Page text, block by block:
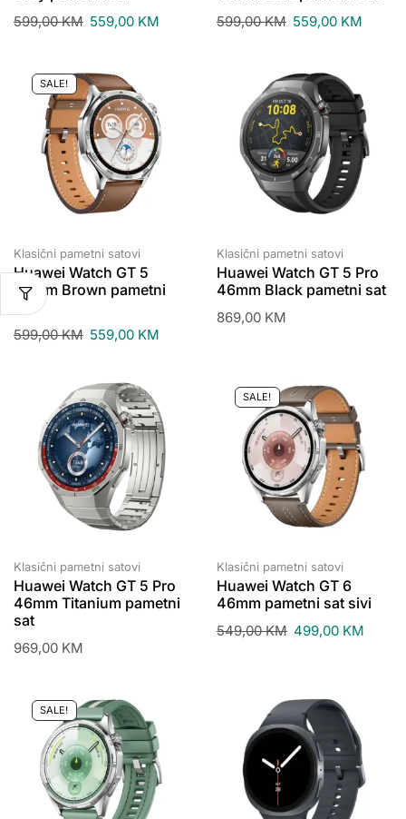
599,00KM 559,00 KM 599,00KM 559,00 KM
SALE!
Klasični pametni satovi
Huawei Watch GT 5
46mm Brown pametni
sat
599,00KM 559,00 KM
Klasični pametni satovi
Huawei Watch GT 5 Pro
46mm Black pametni sat
869,00 KM
Klasični pametni satovi
Huawei Watch GT 5 Pro
46mm Titanium pametni
sat
969,00 KM
SALE!
Klasični pametni satovi
Huawei Watch GT 6
46mm pametni sat sivi
549,00KM 499,00 KM
SALE!